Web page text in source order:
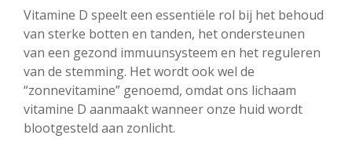
Vitamine D speelt een essentiële rol bij het behoud
van sterke botten en tanden, het ondersteunen
van een gezond immuunsysteem en het reguleren
van de stemming. Het wordt ook wel de
“zonnevitamine” genoemd, omdat ons lichaam
vitamine D aanmaakt wanneer onze huid wordt
blootgesteld aan zonlicht.